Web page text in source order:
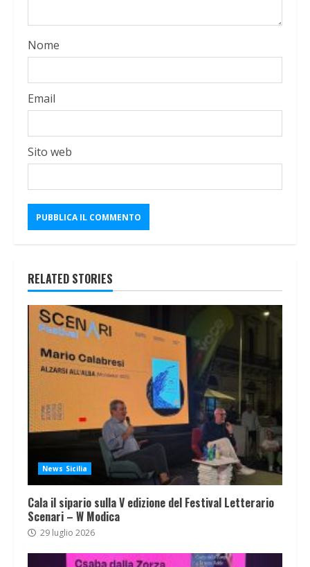
Nome
Email
Sito web
RELATED STORIES
News Sicilia
Cala il sipario sulla V edizione del Festival Letterario
Scenari – W Modica
29 luglio 2026